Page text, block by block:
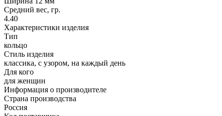
Средний вес, гр.
4.40
Характеристики изделия
Тип
кольцо
Стиль изделия
классика, с узором, на каждый день
Для кого
для женщин
Информация о производителе
Страна производства
Россия